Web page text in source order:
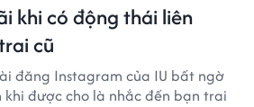
khi có động thái liên
cũ
đăng Instagram của IU bất ngờ
được cho là nhắc đến bạn trai